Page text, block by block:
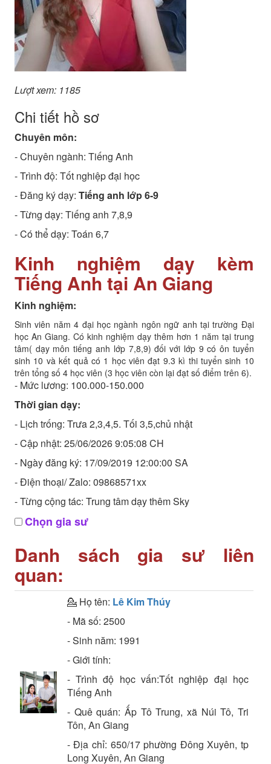
Lượt xem: 1185
Chi tiết hồ sơ
Chuyên môn:
- Chuyên ngành: Tiếng Anh
- Trình độ: Tốt nghiệp đại học
- Đăng ký dạy: Tiếng anh lớp 6-9
- Từng dạy: Tiếng anh 7,8,9
- Có thể dạy: Toán 6,7
Kinh nghiệm dạy kèm
Tiếng Anh tại An Giang
Kinh nghiệm:
Sinh viên năm 4 đại học ngành ngôn ngữ anh tại trường Đại
học An Giang. Có kinh nghiệm dạy thêm hơn 1 năm tại trung
tâm( dạy môn tiếng anh lớp 7,8,9) đối với lớp 9 có ôn tuyển
sinh 10 và kết quả có 1 học viên đạt 9.3 kì thi tuyển sinh 10
trên tổng số 4 học viên (3 học viên còn lại đạt số điểm trên 6).
- Mức lương: 100.000-150.000
Thời gian dạy:
- Lịch trống: Trưa 2,3,4,5. Tối 3,5,chủ nhật
- Cập nhật: 25/06/2026 9:05:08 CH
- Ngày đăng ký: 17/09/2019 12:00:00 SA
- Điện thoại/ Zalo: 09868571xx
- Từng cộng tác: Trung tâm dạy thêm Sky
Chọn gia sư
Danh sách gia sư liên
quan:
💁 Họ tên: Lê Kim Thúy
- Mã số: 2500
- Sinh năm: 1991
- Giới tính:
- Trình độ học vấn:Tốt nghiệp đại học
Tiếng Anh
- Quê quán: Ấp Tô Trung, xã Núi Tô, Tri
Tôn, An Giang
- Địa chỉ: 650/17 phường Đông Xuyên, tp
Long Xuyên, An Giang